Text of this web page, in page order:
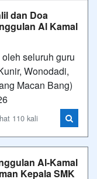
dan Doa
Al Kamal
seluruh guru
Wonodadi,
Macan Bang)
110 kali
Al-Kamal
Kepala SMK